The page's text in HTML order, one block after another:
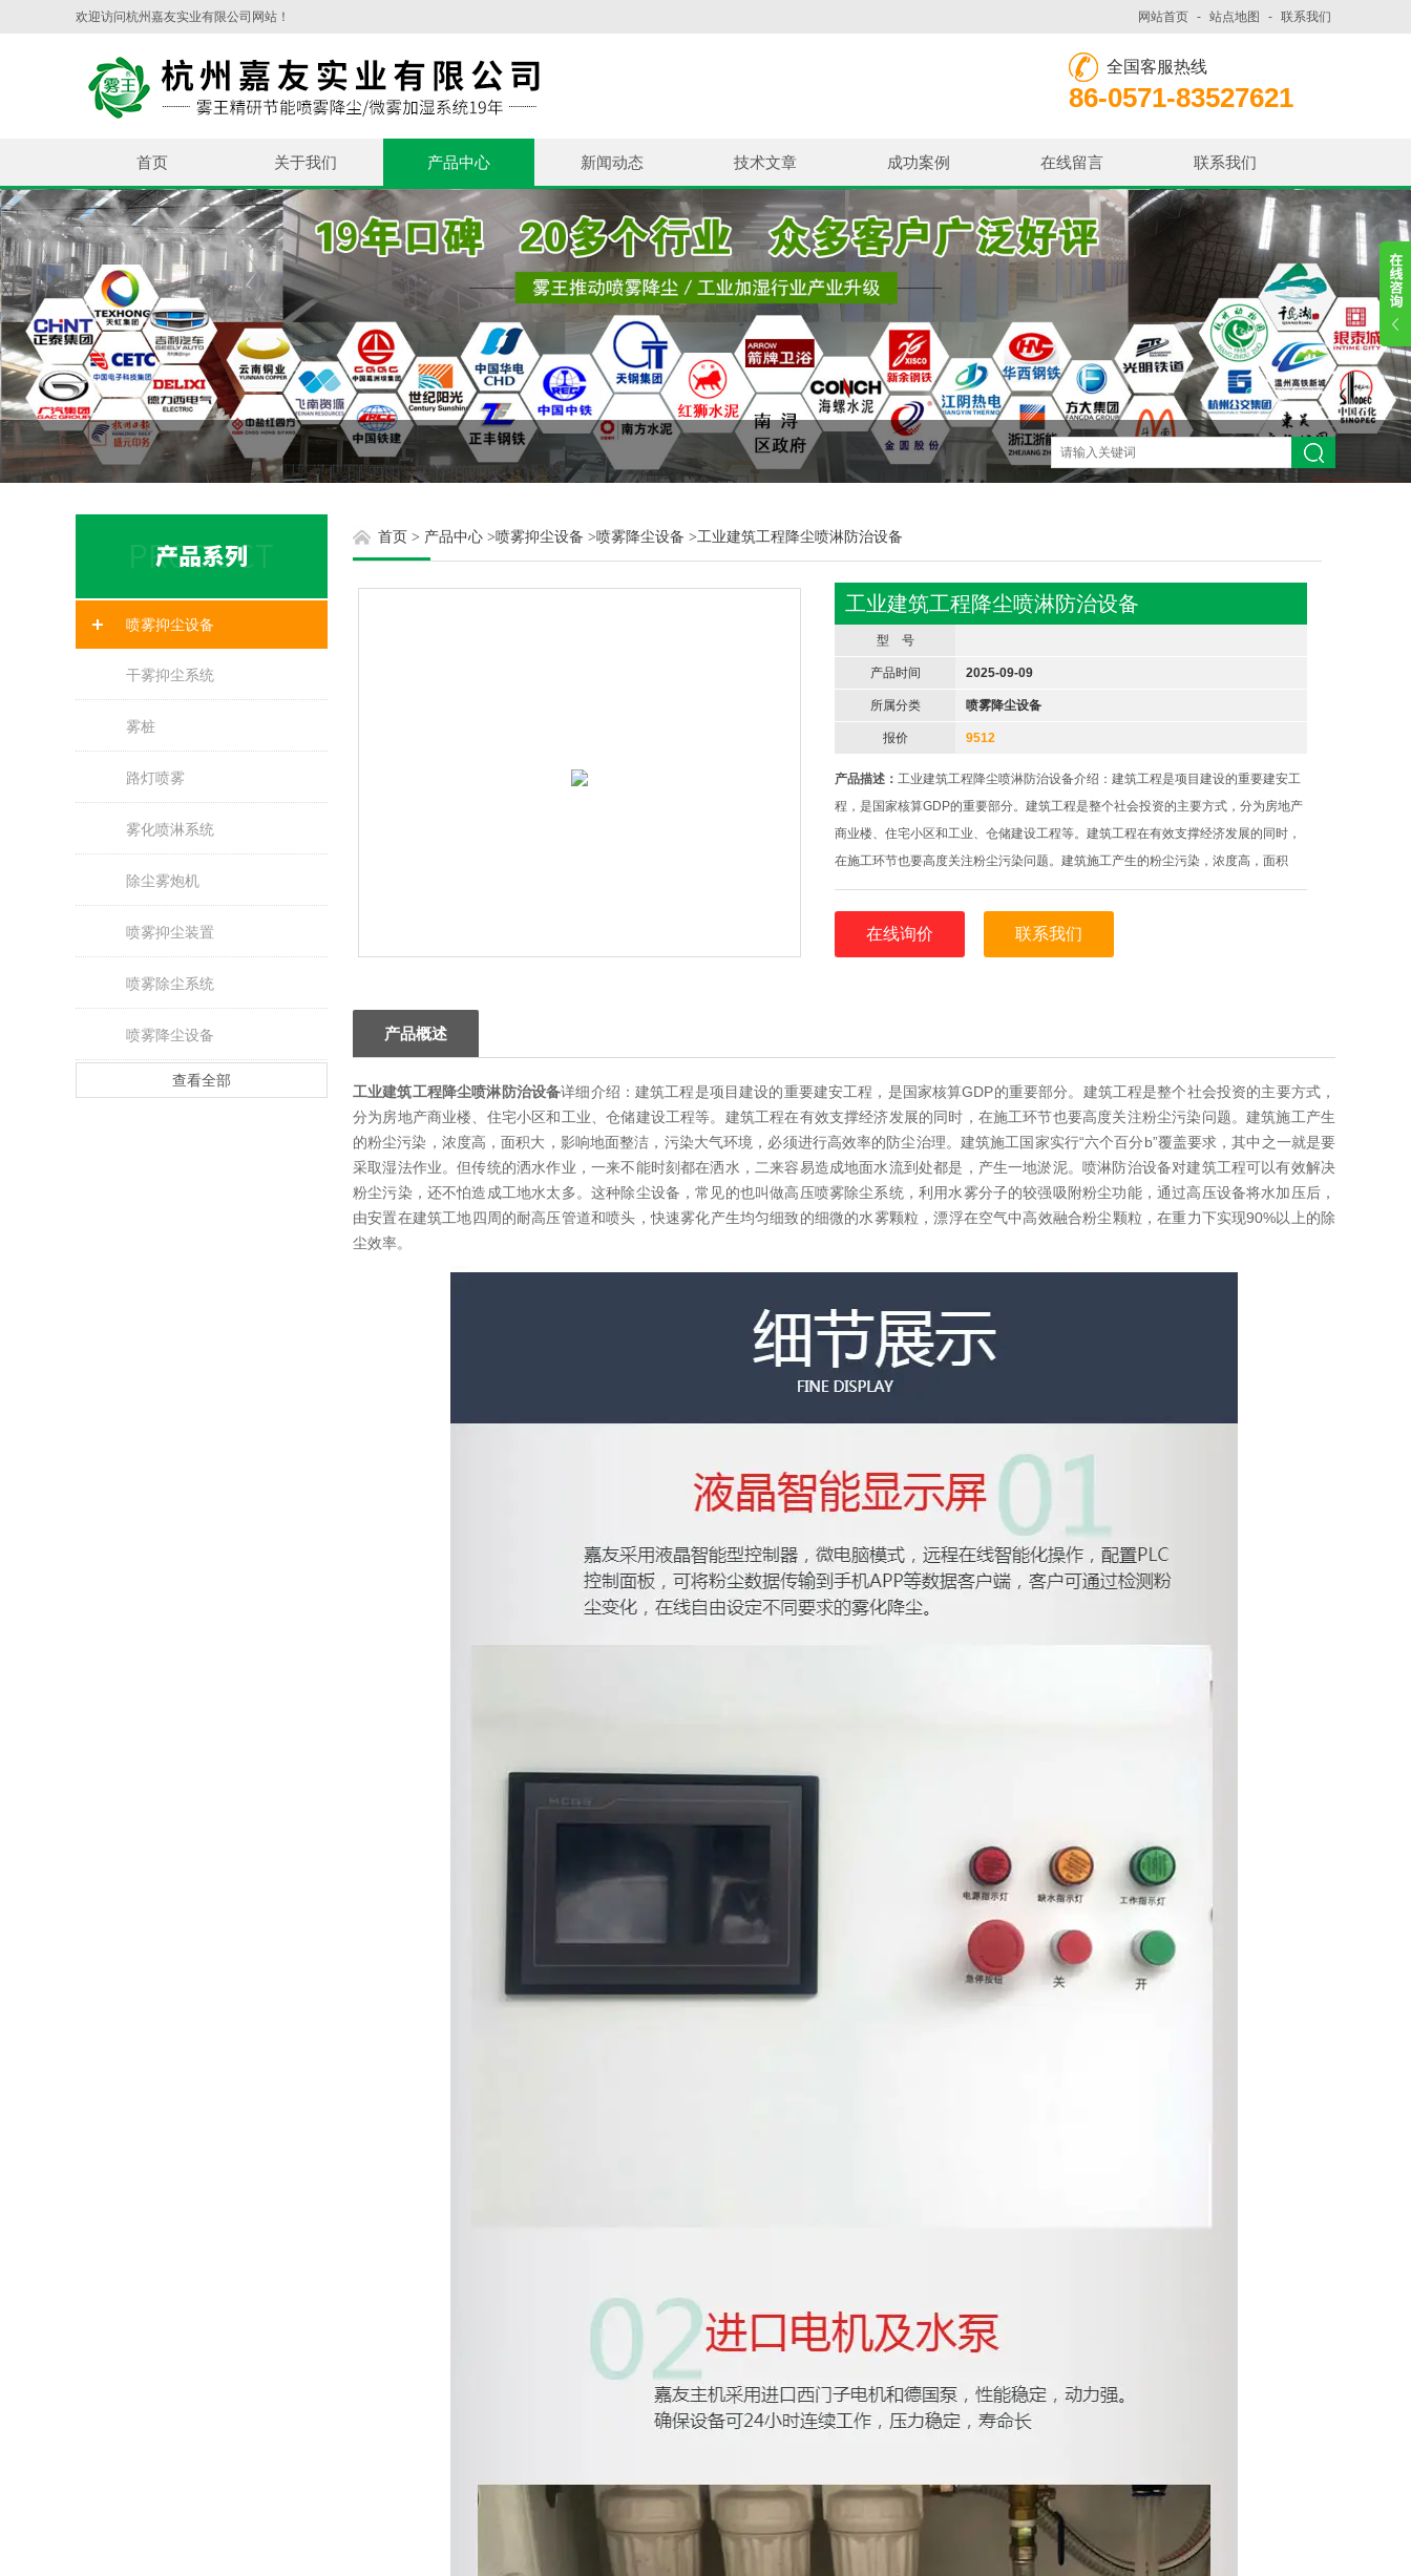
欢迎访问杭州嘉友实业有限公司网站！ 网站首页 - 站点地图 - 联系我们
全国客服热线
86-0571-83527621
首页 关于我们 产品中心 新闻动态 技术文章 成功案例 在线留言 联系我们
喷雾抑尘设备
干雾抑尘系统
雾桩
路灯喷雾
雾化喷淋系统
除尘雾炮机
喷雾抑尘装置
喷雾除尘系统
喷雾降尘设备
查看全部
首页 > 产品中心 >喷雾抑尘设备 >喷雾降尘设备 >工业建筑工程降尘喷淋防治设备
工业建筑工程降尘喷淋防治设备
型 号
产品时间 2025-09-09
所属分类 喷雾降尘设备
报价 9512
产品描述：工业建筑工程降尘喷淋防治设备介绍：建筑工程是项目建设的重要建安工
程，是国家核算GDP的重要部分。建筑工程是整个社会投资的主要方式，分为房地产
商业楼、住宅小区和工业、仓储建设工程等。建筑工程在有效支撑经济发展的同时，
在施工环节也要高度关注粉尘污染问题。建筑施工产生的粉尘污染，浓度高，面积
大，影响地面整洁，污染大气环境，必须进行高效率的防尘治理。建筑施工国家实
行“六个百分b"覆盖要求，其中之一就是要采
在线询价 联系我们
产品概述
工业建筑工程降尘喷淋防治设备详细介绍：建筑工程是项目建设的重要建安工程，是国家核算GDP的重要部分。建筑工程是整个社会投资的主要方式，
分为房地产商业楼、住宅小区和工业、仓储建设工程等。建筑工程在有效支撑经济发展的同时，在施工环节也要高度关注粉尘污染问题。建筑施工产生
的粉尘污染，浓度高，面积大，影响地面整洁，污染大气环境，必须进行高效率的防尘治理。建筑施工国家实行“六个百分b”覆盖要求，其中之一就是要
采取湿法作业。但传统的洒水作业，一来不能时刻都在洒水，二来容易造成地面水流到处都是，产生一地淤泥。喷淋防治设备对建筑工程可以有效解决
粉尘污染，还不怕造成工地水太多。这种除尘设备，常见的也叫做高压喷雾除尘系统，利用水雾分子的较强吸附粉尘功能，通过高压设备将水加压后，
由安置在建筑工地四周的耐高压管道和喷头，快速雾化产生均匀细致的细微的水雾颗粒，漂浮在空气中高效融合粉尘颗粒，在重力下实现90%以上的除
尘效率。